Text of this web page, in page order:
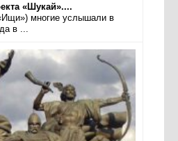
«Шукай»....
многие услышали в
в ...